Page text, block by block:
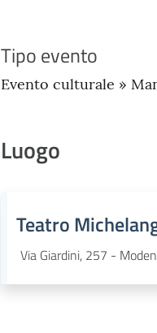
Tipo evento
Evento culturale »
Luogo
Teatro
Via Giardini, 257 -